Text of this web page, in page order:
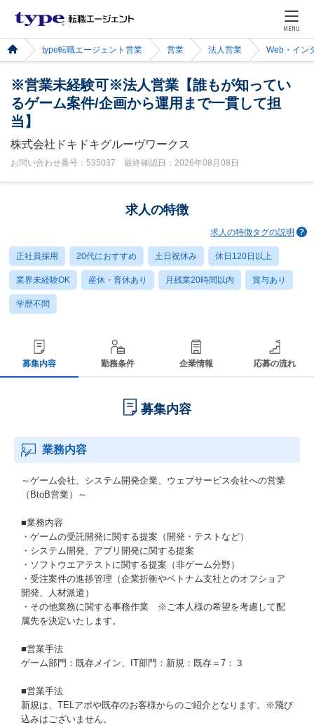
MENU
type転職エージェント営業 営業 法人営業 Web・イン
※営業未経験可※法人営業【誰もが知ってい
るゲーム案件/企画から運用まで一貫して担
当】
株式会社ドキドキグルーヴワークス
お問い合わせ番号：535037 最終確認日：2026年08月08日
求人の特徴
求人の特徴タグの説明
正社員採用 20代におすすめ 土日祝休み 休日120日以上
業界未経験OK 産休・育休あり 月残業20時間以内 賞与あり
学歴不問
募集内容 勤務条件 企業情報 応募の流れ
募集内容
業務内容
～ゲーム会社、システム開発企業、ウェブサービス会社への営業
（BtoB営業）～
■業務内容
・ゲームの受託開発に関する提案（開発・テストなど）
・システム開発、アプリ開発に関する提案
・ソフトウエアテストに関する提案（非ゲーム分野）
・受注案件の進捗管理（企業折衝やベトナム支社とのオフショア
開発、人材派遣）
・その他業務に関する事務作業 ※ご本人様の希望を考慮して配
属先を決定いたします。
■営業手法
ゲーム部門：既存メイン、IT部門：新規：既存＝7：３
■営業手法
新規は、TELアポや既存のお客様からのご紹介となります。※飛び
込みはございません。